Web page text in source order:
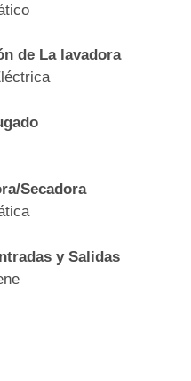
de La lavadora
Secadora
y Salidas